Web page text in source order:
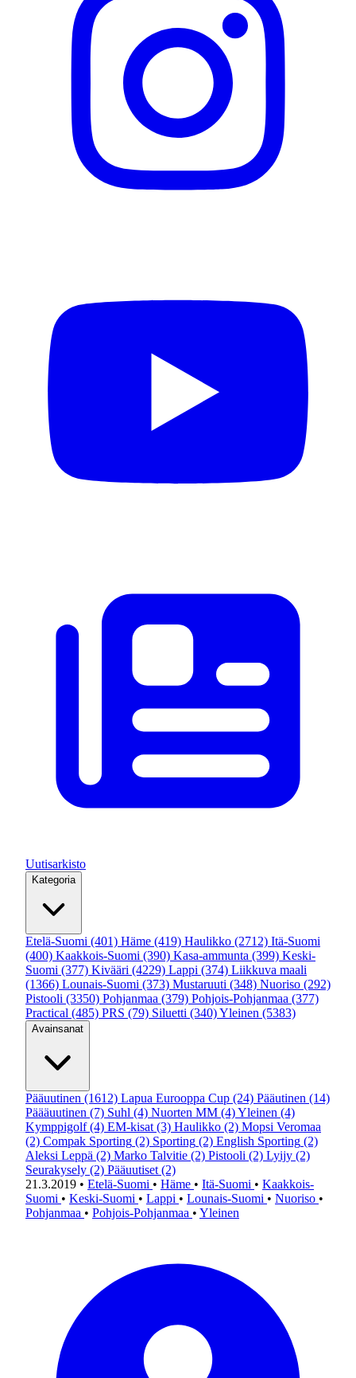
Uutisarkisto
Kategoria
Etelä-Suomi (401) Häme (419) Haulikko (2712) Itä-Suomi
(400) Kaakkois-Suomi (390) Kasa-ammunta (399) Keski-
Suomi (377) Kivääri (4229) Lappi (374) Liikkuva maali
(1366) Lounais-Suomi (373) Mustaruuti (348) Nuoriso (292)
Pistooli (3350) Pohjanmaa (379) Pohjois-Pohjanmaa (377)
Practical (485) PRS (79) Siluetti (340)Yleinen (5383)
Avainsanat
Pääuutinen (1612) Lapua Eurooppa Cup (24) Pääutinen (14)
Päääuutinen (7) Suhl (4) Nuorten MM (4)Yleinen (4)
Kymppigolf (4) EM-kisat (3) Haulikko (2) Mopsi Veromaa
(2) Compak Sporting (2) Sporting (2) English Sporting (2)
Aleksi Leppä (2) Marko Talvitie (2) Pistooli (2) Lyijy (2)
Seurakysely (2) Pääuutiset (2)
21.3.2019 • Etelä-Suomi • Häme • Itä-Suomi • Kaakkois-
Suomi • Keski-Suomi • Lappi • Lounais-Suomi • Nuoriso •
Pohjanmaa • Pohjois-Pohjanmaa • Yleinen